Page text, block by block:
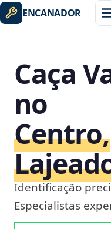
ENCANADOR
Caça
no
Centro,
Identificação
Especialistas